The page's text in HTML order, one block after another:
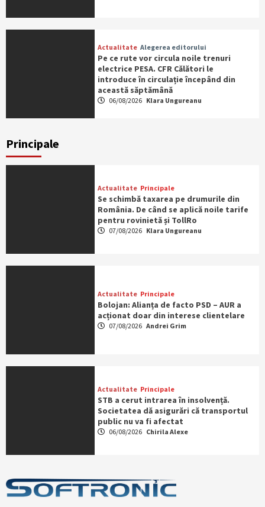
Actualitate Alegerea editorului
Pe ce rute vor circula noile trenuri
electrice PESA. CFR Călători le
introduce în circulație începând din
această săptămână
06/08/2026 Klara Ungureanu
Principale
Actualitate Principale
Se schimbă taxarea pe drumurile din
România. De când se aplică noile tarife
pentru rovinietă și TollRo
07/08/2026 Klara Ungureanu
Actualitate Principale
Bolojan: Alianța de facto PSD – AUR a
acționat doar din interese clientelare
07/08/2026 Andrei Grim
Actualitate Principale
STB a cerut intrarea în insolvență.
Societatea dă asigurări că transportul
public nu va fi afectat
06/08/2026 Chirila Alexe